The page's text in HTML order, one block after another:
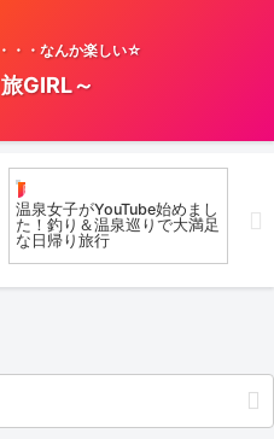
・・なんか楽しい☆
GIRL～
日帰り
温泉女子がYouTube始めまし
た！釣り＆温泉巡りで大満足
な日帰り旅行
温
て